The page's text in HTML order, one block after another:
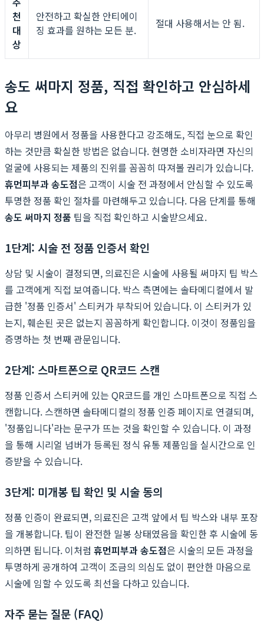
천
대
상
안전하고 확실한 안티에이
징 효과를 원하는 모든 분.
절대 사용해서는 안 됨.
송도 써마지 정품, 직접 확인하고 안심하세
요
아무리 병원에서 정품을 사용한다고 강조해도, 직접 눈으로 확인
하는 것만큼 확실한 방법은 없습니다. 현명한 소비자라면 자신의
얼굴에 사용되는 제품의 진위를 꼼꼼히 따져볼 권리가 있습니다.
휴먼피부과 송도점은 고객이 시술 전 과정에서 안심할 수 있도록
투명한 정품 확인 절차를 마련해두고 있습니다. 다음 단계를 통해
송도 써마지 정품 팁을 직접 확인하고 시술받으세요.
1단계: 시술 전 정품 인증서 확인
상담 및 시술이 결정되면, 의료진은 시술에 사용될 써마지 팁 박스
를 고객에게 직접 보여줍니다. 박스 측면에는 솔타메디컬에서 발
급한 '정품 인증서' 스티커가 부착되어 있습니다. 이 스티커가 있
는지, 훼손된 곳은 없는지 꼼꼼하게 확인합니다. 이것이 정품임을
증명하는 첫 번째 관문입니다.
2단계: 스마트폰으로 QR코드 스캔
정품 인증서 스티커에 있는 QR코드를 개인 스마트폰으로 직접 스
캔합니다. 스캔하면 솔타메디컬의 정품 인증 페이지로 연결되며,
'정품입니다'라는 문구가 뜨는 것을 확인할 수 있습니다. 이 과정
을 통해 시리얼 넘버가 등록된 정식 유통 제품임을 실시간으로 인
증받을 수 있습니다.
3단계: 미개봉 팁 확인 및 시술 동의
정품 인증이 완료되면, 의료진은 고객 앞에서 팁 박스와 내부 포장
을 개봉합니다. 팁이 완전한 밀봉 상태였음을 확인한 후 시술에 동
의하면 됩니다. 이처럼 휴먼피부과 송도점은 시술의 모든 과정을
투명하게 공개하여 고객이 조금의 의심도 없이 편안한 마음으로
시술에 임할 수 있도록 최선을 다하고 있습니다.
자주 묻는 질문 (FAQ)